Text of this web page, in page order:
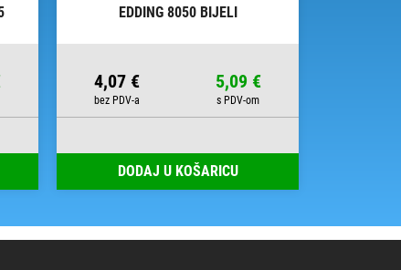
EDDING 8050 BIJELI
4,07 € 5,09 €
DODAJ U KOŠARICU